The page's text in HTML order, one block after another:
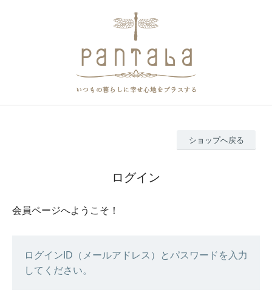
ショップへ戻る
ログイン
会員ページへようこそ！
ログインID（メールアドレス）とパスワードを入力
してください。